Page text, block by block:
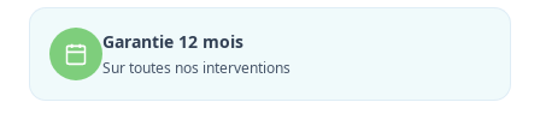
Garantie 12 mois
Sur toutes nos interventions